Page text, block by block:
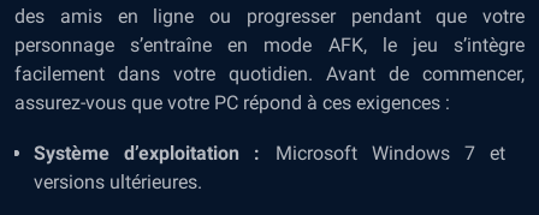
des amis en ligne ou progresser pendant que votre
personnage s’entraîne en mode AFK, le jeu s’intègre
facilement dans votre quotidien. Avant de commencer,
assurez-vous que votre PC répond à ces exigences :
Système d’exploitation : Microsoft Windows 7 et
versions ultérieures.